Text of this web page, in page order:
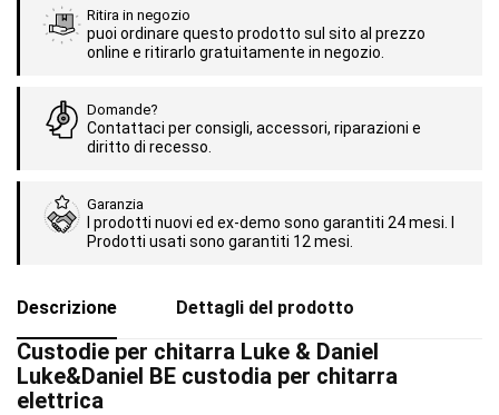
Ritira in negozio
puoi ordinare questo prodotto sul sito al prezzo
online e ritirarlo gratuitamente in negozio.
Domande?
Contattaci per consigli, accessori, riparazioni e
diritto di recesso.
Garanzia
I prodotti nuovi ed ex-demo sono garantiti 24 mesi. I
Prodotti usati sono garantiti 12 mesi.
Descrizione Dettagli del prodotto
Custodie per chitarra Luke & Daniel
Luke&Daniel BE custodia per chitarra
elettrica